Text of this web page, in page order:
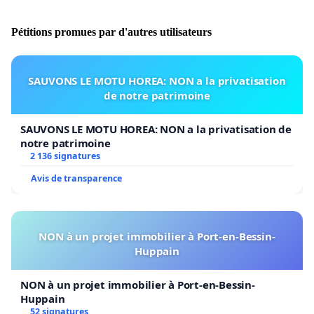
Anvers-Bruxelles, le mercredi 15 février 201
Pétitions promues par d'autres utilisateurs
SAUVONS LE MOTU HOREA: NON a la privatisation
de notre patrimoine
SAUVONS LE MOTU HOREA: NON a la privatisation de
notre patrimoine
2 136 signatures
Avis de transparence
NON à un projet immobilier à Port-en-Bessin-
Huppain
NON à un projet immobilier à Port-en-Bessin-
Huppain
52 signatures